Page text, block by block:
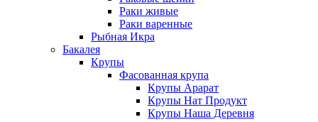
Раки живые
Раки варенные
Рыбная Икра
Бакалея
Крупы
Фасованная крупа
Крупы Арарат
Крупы Нат Продукт
Крупы Наша Деревня